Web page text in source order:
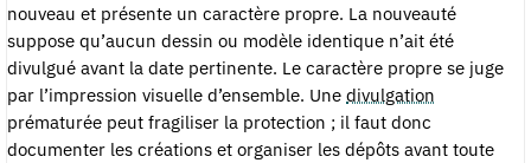
nouveau et présente un caractère propre. La nouveauté
suppose qu’aucun dessin ou modèle identique n’ait été
divulgué avant la date pertinente. Le caractère propre se juge
par l’impression visuelle d’ensemble. Une divulgation
prématurée peut fragiliser la protection ; il faut donc
documenter les créations et organiser les dépôts avant toute